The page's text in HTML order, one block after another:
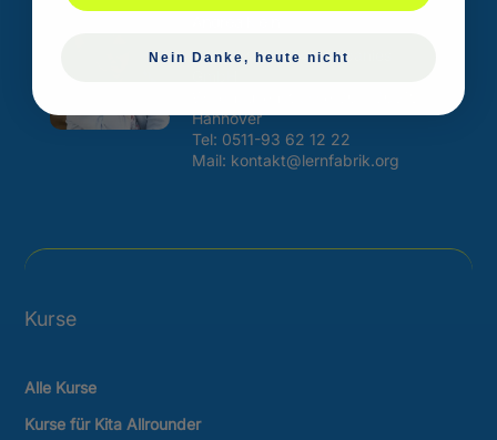
Kinder Kinder! 4 companies
Hannover
Tel: 0511-93 62 12 22
Mail: kontakt@lernfabrik.org
Kurse
Alle Kurse
Kurse für Kita Allrounder
Nein Danke, heute nicht